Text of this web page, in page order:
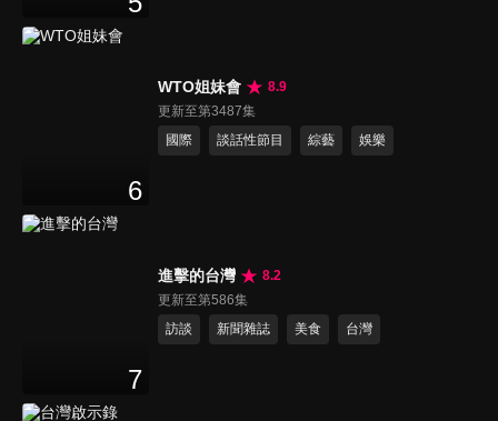
6
WTO姐妹會
8.9
更新至第3487集
國際
談話性節目 綜藝 娛樂
7
進擊的台灣
8.2
更新至第586集
訪談
新聞雜誌 美食 台灣